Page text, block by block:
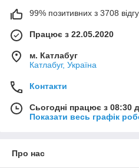
99% позитивних з 3708
Працює з 22.05.2020
м. Катлабуг
Катлабуг, Україна
Контакти
Сьогодні працює з 08:30
Показати весь графік
Про нас